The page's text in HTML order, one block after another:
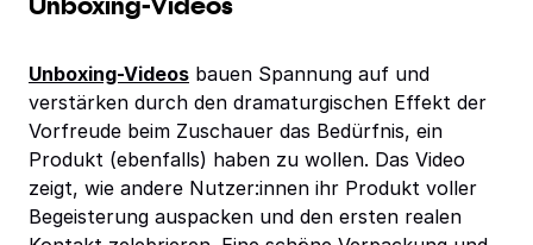
Unboxing-Videos
Unboxing-Videos bauen Spannung auf und
verstärken durch den dramaturgischen Effekt der
Vorfreude beim Zuschauer das Bedürfnis, ein
Produkt (ebenfalls) haben zu wollen. Das Video
zeigt, wie andere Nutzer:innen ihr Produkt voller
Begeisterung auspacken und den ersten realen